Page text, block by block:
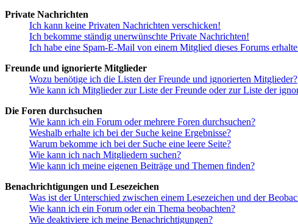
Private Nachrichten
Ich kann keine Privaten Nachrichten verschicken!
Ich bekomme ständig unerwünschte Private Nachrichten!
Ich habe eine Spam-E-Mail von einem Mitglied dieses Forums
Freunde und ignorierte Mitglieder
Wozu benötige ich die Listen der Freunde und ignorierten Mitglieder?
Wie kann ich Mitglieder zur Liste der Freunde oder zur Liste der
Die Foren durchsuchen
Wie kann ich ein Forum oder mehrere Foren durchsuchen?
Weshalb erhalte ich bei der Suche keine Ergebnisse?
Warum bekomme ich bei der Suche eine leere Seite?
Wie kann ich nach Mitgliedern suchen?
Wie kann ich meine eigenen Beiträge und Themen finden?
Benachrichtigungen und Lesezeichen
Was ist der Unterschied zwischen einem Lesezeichen und der
Wie kann ich ein Forum oder ein Thema beobachten?
Wie deaktiviere ich meine Benachrichtigungen?